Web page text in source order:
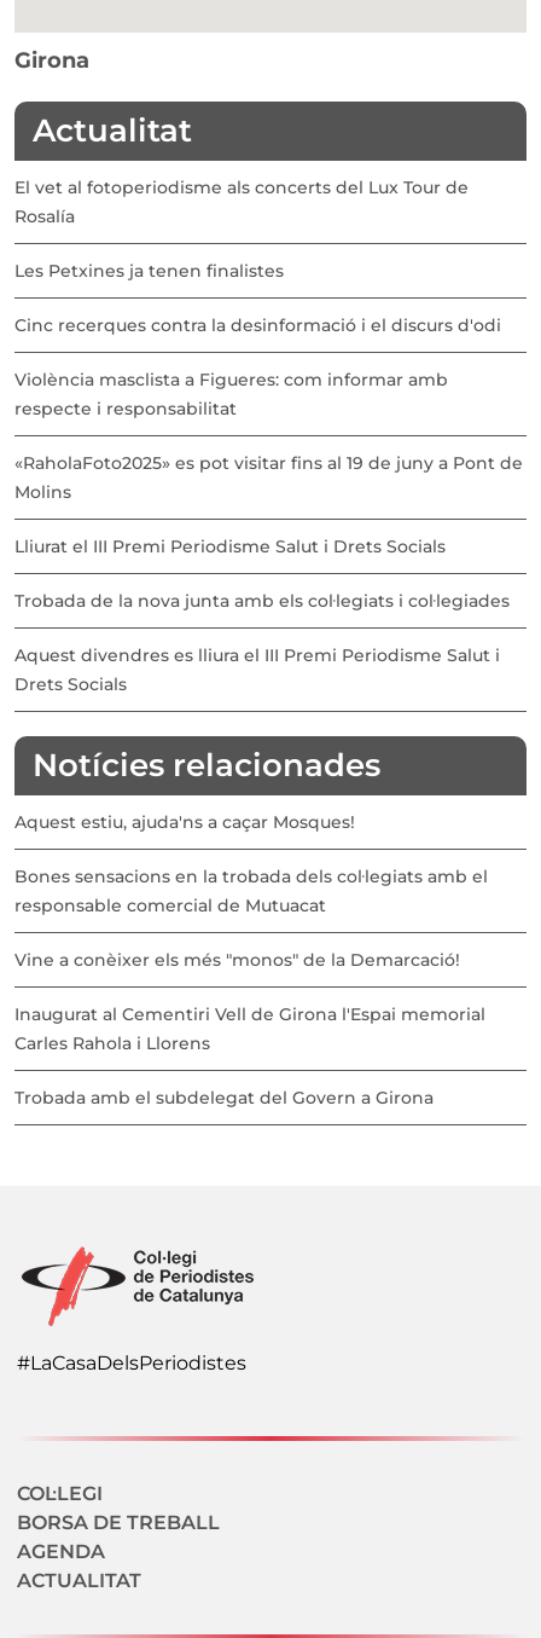
Girona
Actualitat
El vet al fotoperiodisme als concerts del Lux Tour de
Rosalía
Les Petxines ja tenen finalistes
Cinc recerques contra la desinformació i el discurs d'odi
Violència masclista a Figueres: com informar amb
respecte i responsabilitat
«RaholaFoto2025» es pot visitar fins al 19 de juny a Pont de
Molins
Lliurat el III Premi Periodisme Salut i Drets Socials
Trobada de la nova junta amb els col·legiats i col·legiades
Aquest divendres es lliura el III Premi Periodisme Salut i
Drets Socials
Notícies relacionades
Aquest estiu, ajuda'ns a caçar Mosques!
Bones sensacions en la trobada dels col·legiats amb el
responsable comercial de Mutuacat
Vine a conèixer els més "monos" de la Demarcació!
Inaugurat al Cementiri Vell de Girona l'Espai memorial
Carles Rahola i Llorens
Trobada amb el subdelegat del Govern a Girona
#LaCasaDelsPeriodistes
Navegació secundaria
COL·LEGI
BORSA DE TREBALL
AGENDA
ACTUALITAT